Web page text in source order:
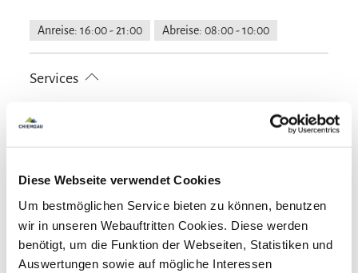
Diese Webseite verwendet Cookies
Um bestmöglichen Service bieten zu können, benutzen
wir in unseren Webauftritten Cookies. Diese werden
benötigt, um die Funktion der Webseiten, Statistiken und
Auswertungen sowie auf mögliche Interessen
Altes zu bewahren und möglichst sichtbar in das
gestalterische Gesamtkonzept zu integrieren.
Seit August 2025 können bis zu acht Feriengäste
charaktervollen Gebäudes auf über 200qm
gelegene Garten zum Entspannen ein. Vom
Holzsteg am Ende des Grundstücks haben Sie
einen freien Blick über Wiesen auf das
beeindruckende Bergpanorama von Wildem und
Anreise: 16:00 - 21:00 Abreise: 08:00 - 10:00
Services
kostenloser Parkplatz
Zahlungsoptionen vor Ort
Aktivitäten
Bogenschießen Fahrradtouren
Minigolf
Radfahren
Skifahren Wandern
Ausstattung
Skiaufbewahrung